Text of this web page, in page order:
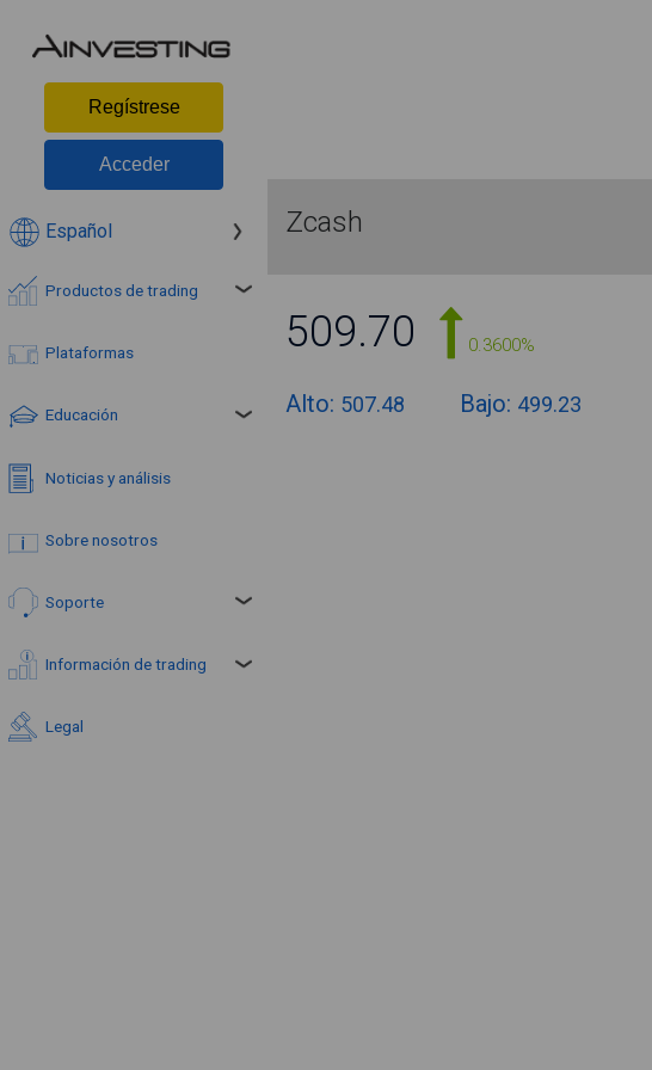
Regístrese
Acceder
Español
Productos de trading
Plataformas
Educación
Noticias y análisis
Sobre nosotros
Soporte
Información de trading
Legal
Zcash
509.70 0.3600%
Alto: 507.48 Bajo: 499.23